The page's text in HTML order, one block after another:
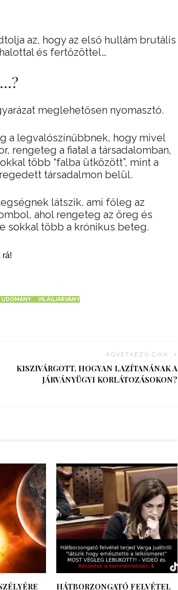
az, hogy az első hullám brutális
és fertőzöttel…
meglehetősen nyomasztó.
a legvalószínűbbnek, hogy mivel
rengeteg a fiatal a társadalomban,
több “falba ütközött”, mint a
társadalmon belül.
látszik, ami főleg az
ahol rengeteg az öreg és
sokkal több a krónikus beteg.
rá!
VILÁGJÁRVÁNY
KÖVETKEZŐ CIKK
KISZIVÁRGOTT, HOGYAN LAZÍTANÁNAK A
JÁRVÁNYÜGYI KORLÁTOZÁSOKON?
HÁTBORZONGATÓ FELVÉTEL